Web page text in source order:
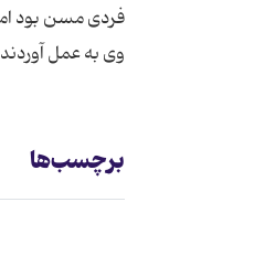
فردی مسن بود
وی به عمل
برچسب‌ها